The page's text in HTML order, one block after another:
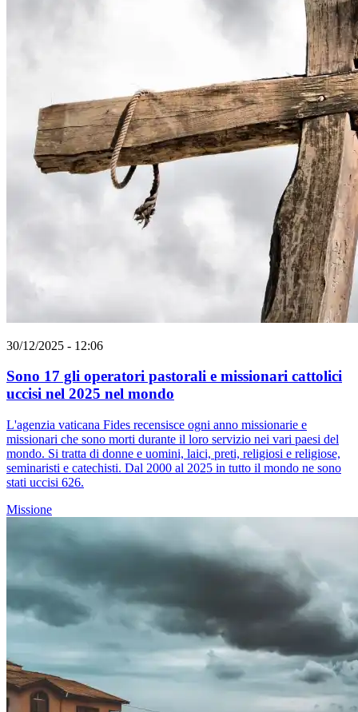
30/12/2025 - 12:06
Sono 17 gli operatori pastorali e missionari cattolici
uccisi nel 2025 nel mondo
L'agenzia vaticana Fides recensisce ogni anno missionarie e
missionari che sono morti durante il loro servizio nei vari paesi del
mondo. Si tratta di donne e uomini, laici, preti, religiosi e religiose,
seminaristi e catechisti. Dal 2000 al 2025 in tutto il mondo ne sono
stati uccisi 626.
Missione